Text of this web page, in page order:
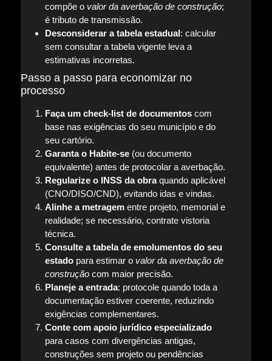
compõe o valor da averbação de construção;
é tributo de transmissão.
Desconsiderar a tabela estadual: calcular
sem consultar a tabela vigente leva a
estimativas incorretas.
Passo a passo para economizar no
processo
Faça um check-list de documentoscom
base nas exigências do seu município e do
seu cartório.
Garanta o Habite-se(ou documento
equivalente) antes de protocolar a averbação.
Regularize o INSS da obraquando aplicável
(CNO/DISO/CND), evitando idas e vindas.
Alinhe a metragementre projeto, memorial e
realidade; se necessário, contrate vistoria
técnica.
Consulte a tabela de emolumentos do seu
estadopara estimar o valor da averbação de
construçãocom maior precisão.
Planeje a entrada: protocole quando toda a
documentação estiver coerente, reduzindo
exigências complementares.
Conte com apoio jurídico especializado
para casos com divergências antigas,
construções sem projeto ou pendências